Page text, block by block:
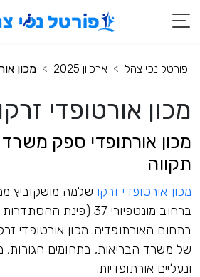
פורטל נכי צהל ארכיון 2025 מכון
מכון אורטופדי זרקו
מכון אורתופדי ספק
תקווה
מכון אורטופדי זרקו שלמה מושקוביץ
בתחום האורתופדיה. מכון אורטופדי
של משרד הבריאות, בתחומים חגורות,
ונעליים אורתופדיות.